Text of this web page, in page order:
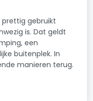
gebruikt
is. Dat geldt
een
buitenplek. In
manieren terug.